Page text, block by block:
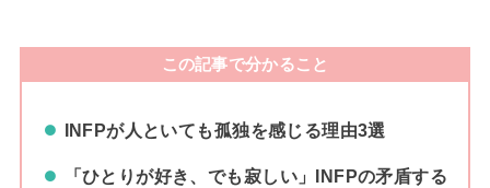
この記事で分かること
INFPが人といても孤独を感じる理由3選
「ひとりが好き、でも寂しい」INFPの矛盾する